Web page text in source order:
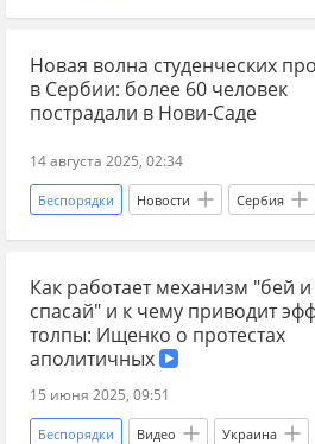
Будапешт Джордж Сорос
постсоветское пространство
Новая волна студенческих
в Сербии: более 60 человек
пострадали в Нови-Саде
14 августа 2025, 02:34
Беспорядки Новости Сербия
Александр Вучич Белград
полиция
Как работает механизм "бей и
спасай" и к чему приводит
толпы: Ищенко о протестах
аполитичных
15 июня 2025, 09:51
Беспорядки Видео Украина